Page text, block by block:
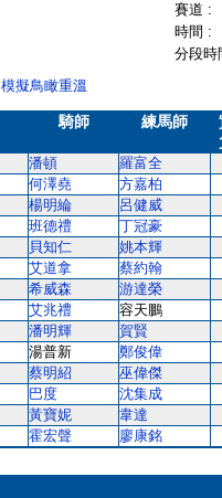
賽道 :
時間 :
分段時
模擬鳥瞰重溫
騎師 練馬師
潘頓 羅富全
何澤堯 方嘉柏
楊明綸 呂健威
班德禮 丁冠豪
貝知仁 姚本輝
艾道拿 蔡約翰
希威森 游達榮
艾兆禮 容天鵬
潘明輝 賀賢
湯普新 鄭俊偉
蔡明紹 巫偉傑
巴度 沈集成
黃寶妮 韋達
霍宏聲 廖康銘